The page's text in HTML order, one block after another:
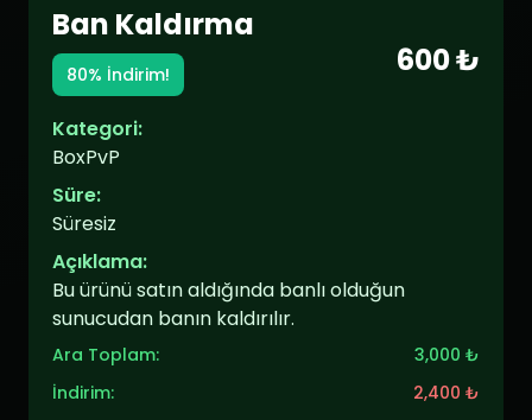
Ban Kaldırma
80% İndirim! 600 ₺
Kategori:
BoxPvP
Süre:
Süresiz
Açıklama:
Bu ürünü satın aldığında banlı olduğun
sunucudan banın kaldırılır.
Ara Toplam:
3,000 ₺
İndirim:
2,400 ₺